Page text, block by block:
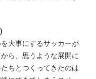
大事にするサッカーが
ら、思うような展開に
ちとつくってきたのは